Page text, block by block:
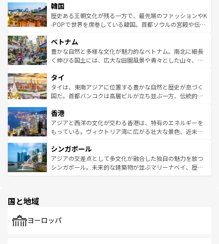
ワイを、存分に味わってほしい。 なお、新着のハワイ情報
はコンテンツ一覧を参照してほしい。
いる。アクティビティも充実しており、サーフィンやダイ
ビング、ハイキングなど、アウトドア好きにはたまらな
い。オーストラリアの多彩な魅力を存分に味わいつくそ
参照してほしい。
ン）、静ひつな山岳地帯である台湾東部など、都市の喧騒
と山間の静けさが共存しており、訪れる人に新しい発見と
驚きをもたらしてくれる。また、奥深い台湾の食文化も魅
容にもいいと評判のスイーツなど、バラエティ豊かな料理
が味わえる。 なお、新着の台湾情報は コンテンツ一覧を参
照してほしい。
韓国
歴史ある王朝文化が残る一方で、最先端のファッションやK
-POPで世界を席巻している韓国。首都ソウルの宮殿や伝統
き、地方に足を延ばせば四季折々の自然美を楽しむことが
できる。そして、キムチや焼肉、絶品のストリートフード
まで、さまざまな韓国料理が待っている。夜には、韓国な
リティに包まれながら、韓国の多彩な魅力を心ゆくまで味
わってみてほしい。 なお、新着の韓国情報はコンテンツ一
覧を参照してほしい。
ベトナム
豊かな自然と多様な文化が魅力的なベトナム。南北に細長
く伸びる国土には、広大な田園風景や青々とした山々、世
急速な発展と共に伝統が息づく。ハノイの古い町並みやホ
ーチミン市のフランス統治時代の建物も、独特の雰囲気を
醸し出している。また、バラエティの豊かさとおいしさで
とつ。フォーやバインミー、ベトナムコーヒーなどは、ぜ
ひ現地で味わいたい。どの地域を訪れてもあたたかい人々
が旅行者を迎えてくれるので、きっと忘れられない旅にな
参照してほしい。
タイ
タイは、東南アジアに位置する豊かな自然と歴史が息づく
国だ。首都バンコクは高層ビルが立ち並ぶ一方、伝統的な
の活気が交差している。北部ではチェンマイなどの山岳地
帯で自然と触れ合い、南部ではプーケットやクラビの美し
いビーチでリゾート気分を楽しむことができる。タイ料理
激する。気候は一年中温暖で、どの季節にも異なる楽しみ
が待っている。親しみやすいタイの人々、仏教を中心とし
た文化、そして多様な観光資源が、訪れる旅人を魅了し続
香港
アジアと西洋の文化が交わる香港は、特有のエネルギーを
もっている。ヴィクトリア湾に広がる壮大な景色、近未来
み、どこを訪れても感動するはず。観光スポットが密集し
ており、効率よく見どころを回れるのも魅力。息をのむよ
うな絶景から文化的な体験まで、香港を存分に楽しみ尽く
シンガポール
アジアの交差点として多文化が融合した独自の魅力を放つ
シンガポール。未来的な建築物が並ぶマリーナベイ、歴史
で、ホーカーズは地元の風情を楽しめる外せないスポット
国と地域
ヨーロッパ